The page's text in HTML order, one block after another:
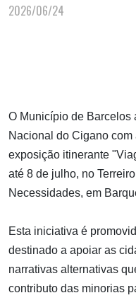
2026/06/24
O Município de Barcelos
Nacional do Cigano
exposição itinerante
até 8 de julho, no
Necessidades, em
Esta iniciativa é
destinado a apoiar as
narrativas alternativas
contributo das minorias